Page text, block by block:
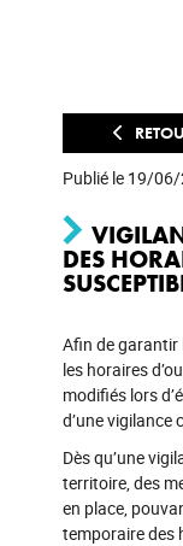
Publié le 19/
DES
Afin de garantir
les horaires
modifiés lors
d’une vigilance
Dès qu’une
territoire, des
en place,
temporaire des